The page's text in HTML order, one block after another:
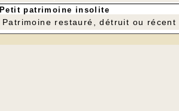
Petit patrimoine insolite
Patrimoine restauré, détruit ou récent